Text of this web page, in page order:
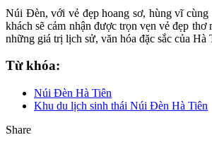
Núi Đèn, với vẻ đẹp hoang sơ, hùng vĩ
khách sẽ cảm nhận được trọn vẹn vẻ đẹp
những giá trị lịch sử, văn hóa đặc sắc của Hà
Từ khóa:
Núi Đèn Hà Tiên
Khu du lịch sinh thái Núi Đèn Hà Tiên
Share